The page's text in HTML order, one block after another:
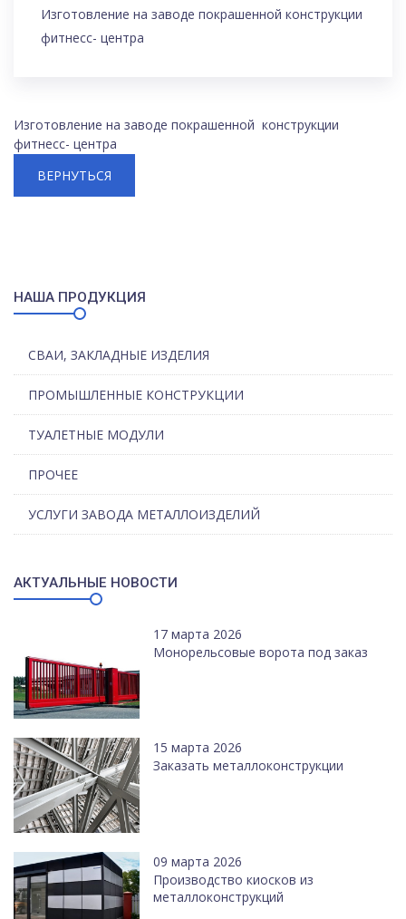
Изготовление на заводе покрашенной конструкции
фитнесс- центра
Изготовление на заводе покрашенной конструкции
фитнесс- центра
ВЕРНУТЬСЯ
НАША ПРОДУКЦИЯ
СВАИ, ЗАКЛАДНЫЕ ИЗДЕЛИЯ
ПРОМЫШЛЕННЫЕ КОНСТРУКЦИИ
ТУАЛЕТНЫЕ МОДУЛИ
ПРОЧЕЕ
УСЛУГИ ЗАВОДА МЕТАЛЛОИЗДЕЛИЙ
АКТУАЛЬНЫЕ НОВОСТИ
17 марта 2026
Монорельсовые ворота под заказ
15 марта 2026
Заказать металлоконструкции
09 марта 2026
Производство киосков из
металлоконструкций